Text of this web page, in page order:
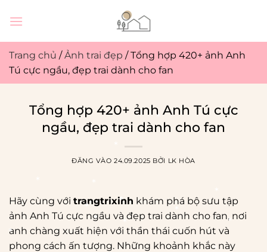
qua
dung
Trang chủ /Ảnh trai đẹp /Tổng hợp 420+ ảnh Anh
Tú cực ngầu, đẹp trai dành cho fan
Tổng hợp 420+ ảnh Anh Tú cực
ngầu, đẹp trai dành cho fan
ĐĂNG VÀO24.09.2025 BỞI LK HÒA
Hãy cùng với trangtrixinh khám phá bộ sưu tập
ảnh Anh Tú cực ngầu và đẹp trai dành cho fan, nơi
anh chàng xuất hiện với thần thái cuốn hút và
phong cách ấn tượng. Những khoảnh khắc này